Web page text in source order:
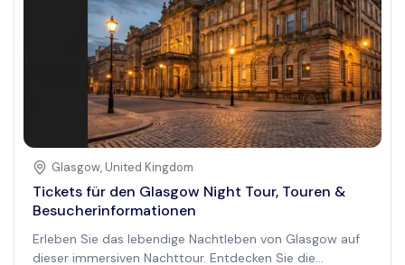
und atemberaubende Aussichten und ist somit ein Muss
für Besucher, die Spannung suchen und die Natur
erkunden möchten.
Glasgow, United Kingdom
Tickets für den Glasgow Night Tour, Touren &
Besucherinformationen
Erleben Sie das lebendige Nachtleben von Glasgow auf
dieser immersiven Nachttour. Entdecken Sie die